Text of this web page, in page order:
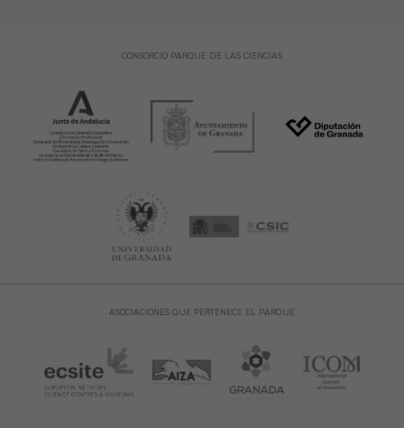
ASOCIACIONES QUE PERTENECE EL PARQUE
CONSORCIO PARQUE DE LAS CIENCIAS